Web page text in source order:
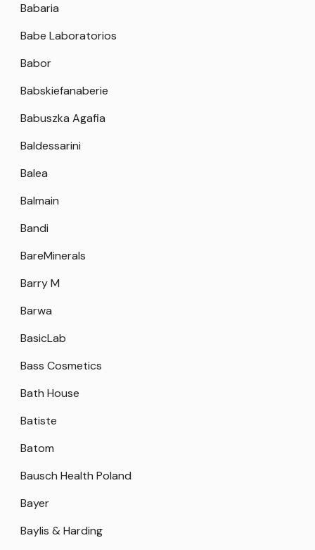
Babaria
Babe Laboratorios
Babor
Babskiefanaberie
Babuszka Agafia
Baldessarini
Balea
Balmain
Bandi
BareMinerals
Barry M
Barwa
BasicLab
Bass Cosmetics
Bath House
Batiste
Batom
Bausch Health Poland
Bayer
Baylis & Harding